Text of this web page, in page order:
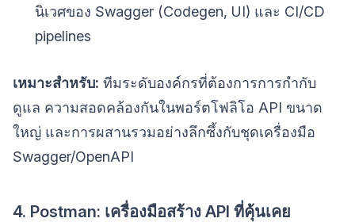
นิเวศของ Swagger (Codegen, UI) และ CI/CD
pipelines
เหมาะสำหรับ: ทีมระดับองค์กรที่ต้องการการกำกับ
ดูแล ความสอดคล้องกันในพอร์ตโฟลิโอ API ขนาด
ใหญ่ และการผสานรวมอย่างลึกซึ้งกับชุดเครื่องมือ
Swagger/OpenAPI
4. Postman: เครื่องมือสร้าง API ที่คุ้นเคย